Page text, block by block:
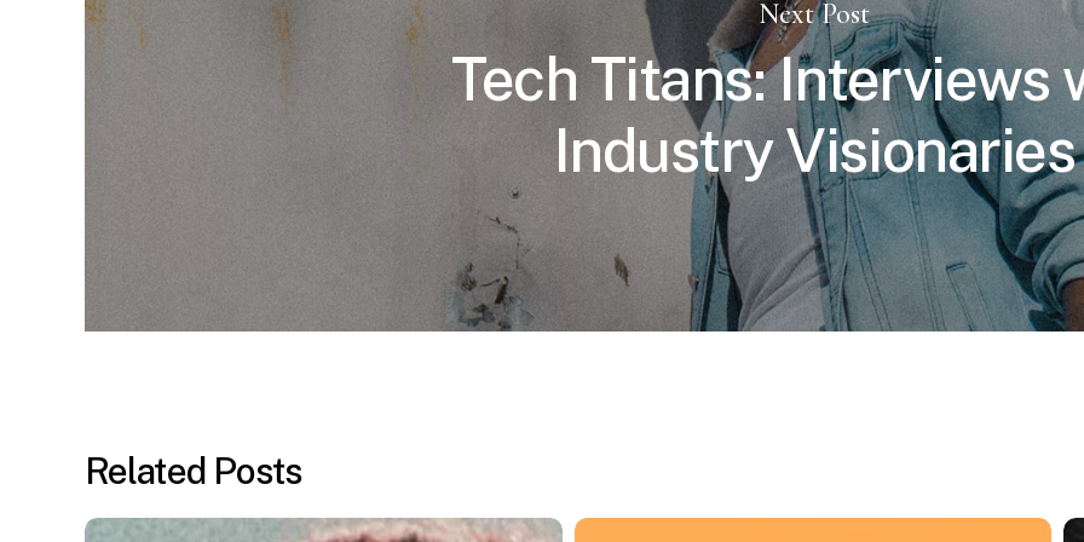
Next Post
Tech Titans: Interviews
Industry Visionaries
Related Posts
Discovering Revolutionizing